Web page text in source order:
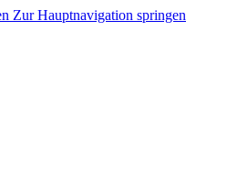
Zur Hauptnavigation springen